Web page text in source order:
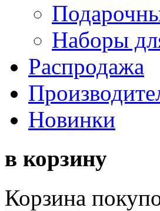
Наборы
Распродажа
Новинки
в корзину
Корзина